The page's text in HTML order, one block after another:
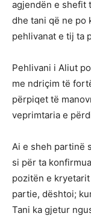
agjendën e shefit
dhe tani që ne po
pehlivanat e tij ta
Pehlivani i Aliut
me ndriçim të
përpiqet të
veprimtaria e
Ai e sheh partinë
si për ta
pozitën e
partie, dështoi;
Tani ka gjetur